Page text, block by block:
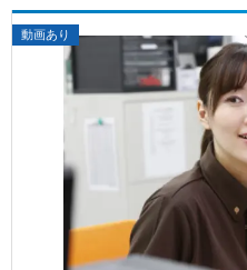
動画あり